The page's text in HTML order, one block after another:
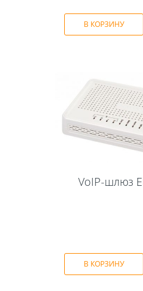
В КОРЗИНУ
VoIP-шлюз
В КОРЗИНУ